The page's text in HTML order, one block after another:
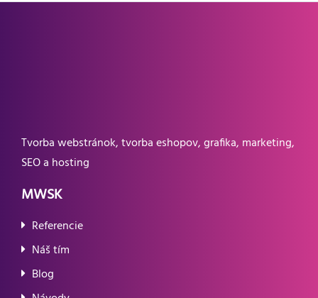
Tvorba webstránok, tvorba eshopov, grafika, marketing,
SEO a hosting
MWSK
Referencie
Náš tím
Blog